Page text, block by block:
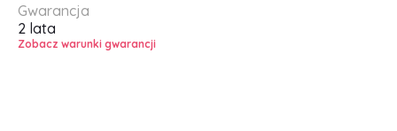
Gwarancja
2 lata
Zobacz warunki gwarancji